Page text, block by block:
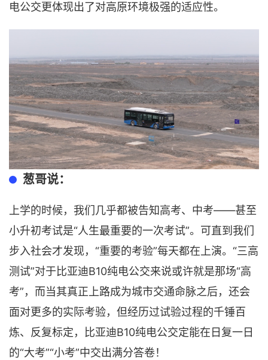
电公交更体现出了对高原环境极强的适应性。
葱哥说：
上学的时候，我们几乎都被告知高考、中考——甚至
小升初考试是“人生最重要的一次考试”。可直到我们
步入社会才发现，“重要的考验”每天都在上演。“三高
测试”对于比亚迪B10纯电公交来说或许就是那场“高
考”，而当其真正上路成为城市交通命脉之后，还会
面对更多的实际考验，但经历过试验过程的千锤百
炼、反复标定，比亚迪B10纯电公交定能在日复一日
的“大考”“小考”中交出满分答卷！